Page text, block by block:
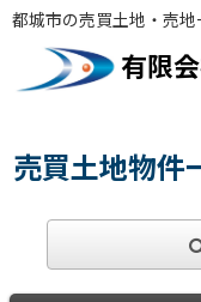
都城市の売買土地・売
有限
売買土地物件